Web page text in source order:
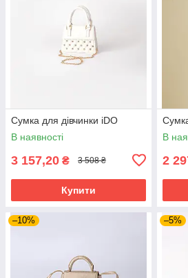
Сумка для дівчинки iDO
В наявності
3 157,20 ₴ 3 508 ₴
Купити
В
2
–10% –5%